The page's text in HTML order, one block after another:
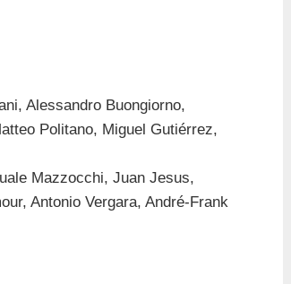
Alessandro Buongiorno,
Politano, Miguel Gutiérrez,
Mazzocchi, Juan Jesus,
Antonio Vergara, André-Frank